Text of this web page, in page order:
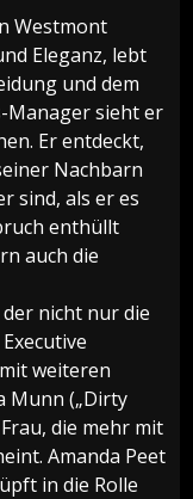
Westmont
Eleganz, lebt
und dem
Manager sieht er
Er entdeckt,
Nachbarn
sind, als er es
enthüllt
auch die
der nicht nur die
weiteren
Munn („Dirty
die mehr mit
Amanda Peet
in die Rolle